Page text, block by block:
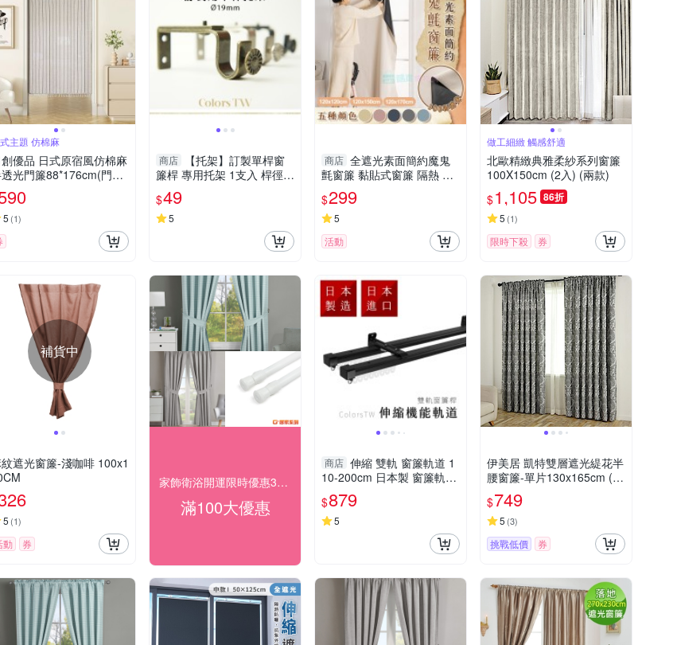
主題 仿棉麻
創優品 日式原宿風仿棉麻
光門簾88*176cm(門簾/
水簾/窗簾/窗紗/長門簾/隔
5 (1)
商店
【托架】訂製單桿窗
簾桿 專用托架 1支入 桿徑對
應 19mm 配件 五金用品
$49
5
商店 全遮光素面簡約魔鬼
氈窗簾 黏貼式窗簾 隔熱 遮
光遮陽 窗簾布 門簾 不透光
$299
5
活動
做工細緻 觸感舒適
北歐精緻典雅柔紗系列窗簾
100X150cm (2入) (兩款)
$1,105 86折
5 (1)
限時下殺 券
補貨中
遮光窗簾-淺咖啡 100x1
5 (1)
動 券
家飾衛浴開運限時優惠3折起
滿100大優惠
商店 伸縮 雙軌 窗簾軌道 1
10-200cm 日本製 窗簾軌道
安裝DIY 方型伸縮窗簾軌道
窗簾伸縮桿 窗簾軌道滑輪
$879
5
伊美居 凱特雙層遮光緹花半
腰窗簾-單片130x165cm (共
2片)
$749
5 (3)
挑戰低價 券